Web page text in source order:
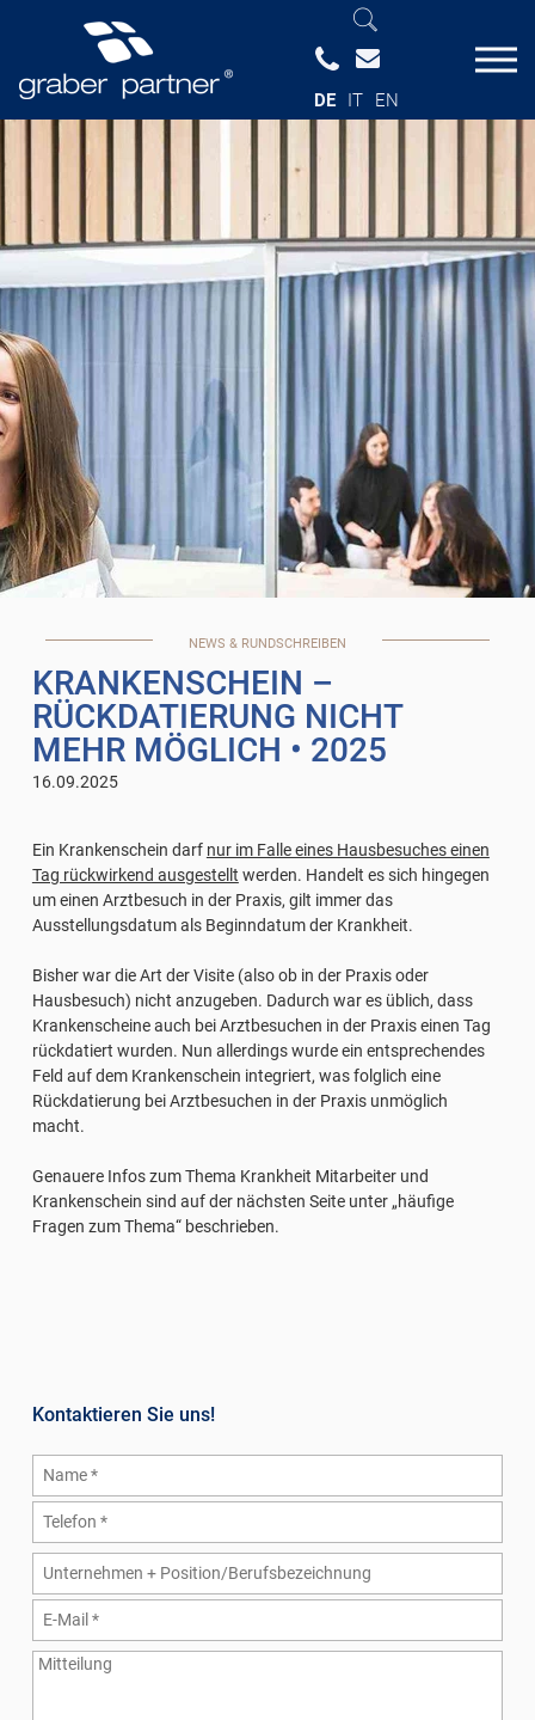
DE IT EN
NEWS & RUNDSCHREIBEN
KRANKENSCHEIN –
RÜCKDATIERUNG NICHT
MEHR MÖGLICH • 2025
16.09.2025
Ein Krankenschein darf nur im Falle eines Hausbesuches einen
Tag rückwirkend ausgestellt werden. Handelt es sich hingegen
um einen Arztbesuch in der Praxis, gilt immer das
Ausstellungsdatum als Beginndatum der Krankheit.
Bisher war die Art der Visite (also ob in der Praxis oder
Hausbesuch) nicht anzugeben. Dadurch war es üblich, dass
Krankenscheine auch bei Arztbesuchen in der Praxis einen Tag
rückdatiert wurden. Nun allerdings wurde ein entsprechendes
Feld auf dem Krankenschein integriert, was folglich eine
Rückdatierung bei Arztbesuchen in der Praxis unmöglich
macht.
Genauere Infos zum Thema Krankheit Mitarbeiter und
Krankenschein sind auf der nächsten Seite unter „häufige
Fragen zum Thema“ beschrieben.
Kontaktieren Sie uns!